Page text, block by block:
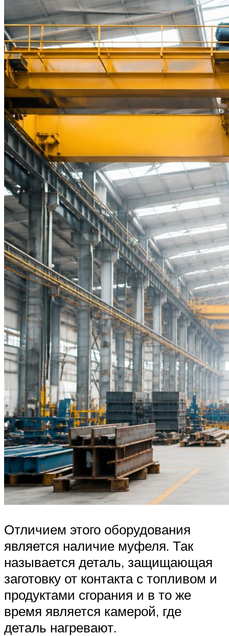
Отличием этого оборудования
является наличие муфеля. Так
называется деталь, защищающая
заготовку от контакта с топливом и
продуктами сгорания и в то же
время является камерой, где
деталь нагревают.